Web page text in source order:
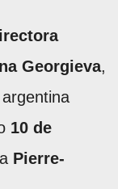
Georgieva,
10 de
Pierre-